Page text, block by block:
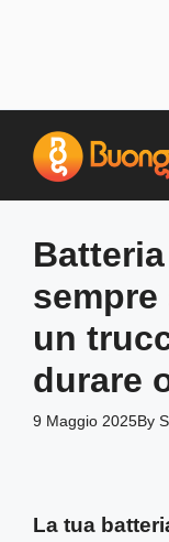
contenuto
un
durare
9 Maggio 2025By
La tua